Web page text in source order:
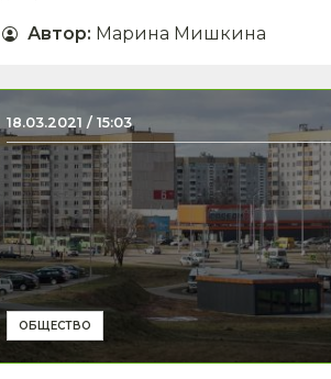
Автор: Марина Мишкина
18.03.2021 / 15:03
ОБЩЕСТВО